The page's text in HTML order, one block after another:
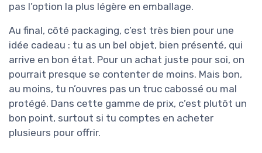
pas l’option la plus légère en emballage.
Au final, côté packaging, c’est très bien pour une
idée cadeau : tu as un bel objet, bien présenté, qui
arrive en bon état. Pour un achat juste pour soi, on
pourrait presque se contenter de moins. Mais bon,
au moins, tu n’ouvres pas un truc cabossé ou mal
protégé. Dans cette gamme de prix, c’est plutôt un
bon point, surtout si tu comptes en acheter
plusieurs pour offrir.